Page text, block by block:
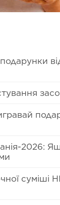
подарунки
2026:
суміші